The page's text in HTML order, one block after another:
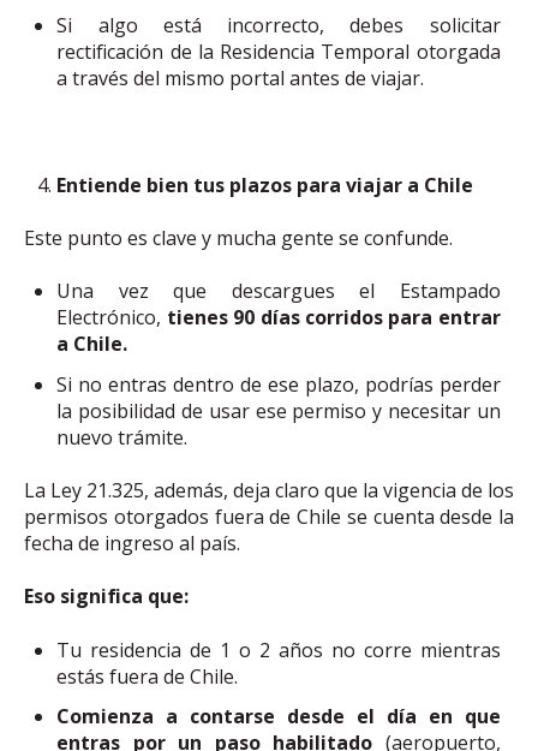
Si algo está incorrecto, debes solicitar
rectificación de la Residencia Temporal otorgada
a través del mismo portal antes de viajar.
Entiende bien tus plazos para viajar a Chile
Este punto es clave y mucha gente se confunde.
Una vez que descargues el Estampado
Electrónico, tienes 90 días corridos para entrar
a Chile.
Si no entras dentro de ese plazo, podrías perder
la posibilidad de usar ese permiso y necesitar un
nuevo trámite.
La Ley 21.325, además, deja claro que la vigencia de los
permisos otorgados fuera de Chile se cuenta desde la
fecha de ingreso al país.
Eso significa que:
Tu residencia de 1 o 2 años no corre mientras
estás fuera de Chile.
Comienza a contarse desde el día en que
entras por un paso habilitado (aeropuerto,